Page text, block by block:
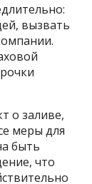
вызвать
о заливе,
меры для
быть
что